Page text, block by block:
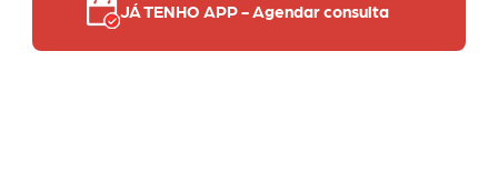
JÁ TENHO APP - Agendar consulta